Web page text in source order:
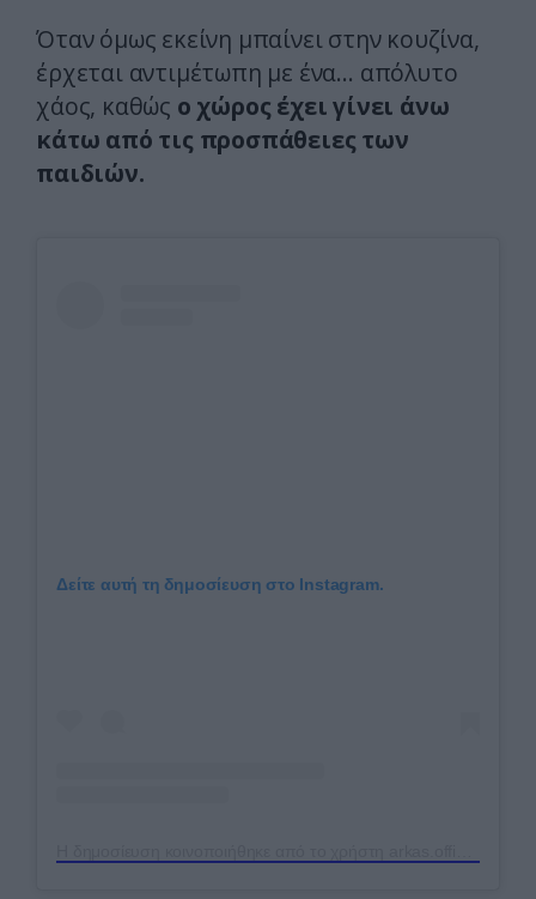
Όταν όμως εκείνη μπαίνει στην κουζίνα,
έρχεται αντιμέτωπη με ένα… απόλυτο
χάος, καθώς ο χώρος έχει γίνει άνω
κάτω από τις προσπάθειες των
παιδιών.
Δείτε αυτή τη δημοσίευση στο Instagram.